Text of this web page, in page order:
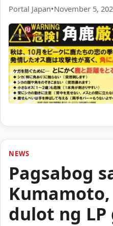
Portal Japan•November 5,
NEWS
Pagsabog
dulot ng LP